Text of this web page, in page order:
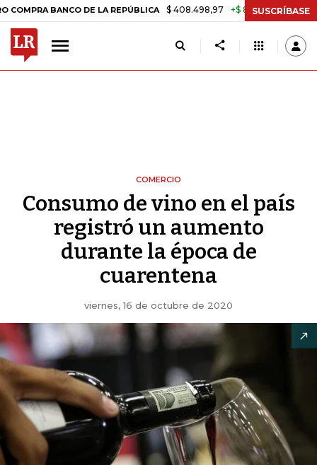
BANCO DE LA REPÚBLICA $ 408.498,97 +$ 8.753,81 +2,19%
SUSCRÍBASE
COMERCIO
Consumo de vino en el país
registró un aumento
durante la época de
cuarentena
viernes, 16 de octubre de 2020